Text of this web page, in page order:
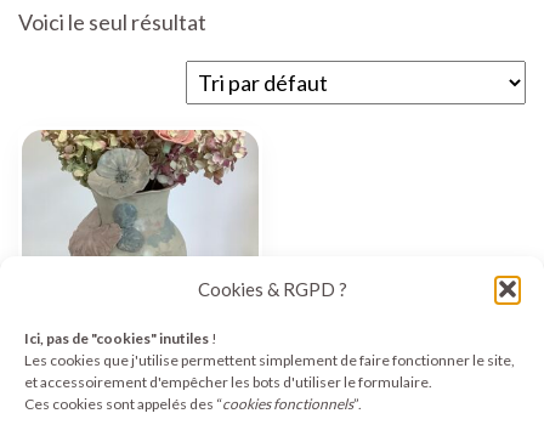
Cookies & RGPD ?
Ici, pas de "cookies" inutiles !
Les cookies que j'utilise permettent simplement de faire fonctionner le site,
et accessoirement d'empêcher les bots d'utiliser le formulaire.
Ces cookies sont appelés des “cookies fonctionnels”.
Voici le seul résultat
Vase en grès coloré